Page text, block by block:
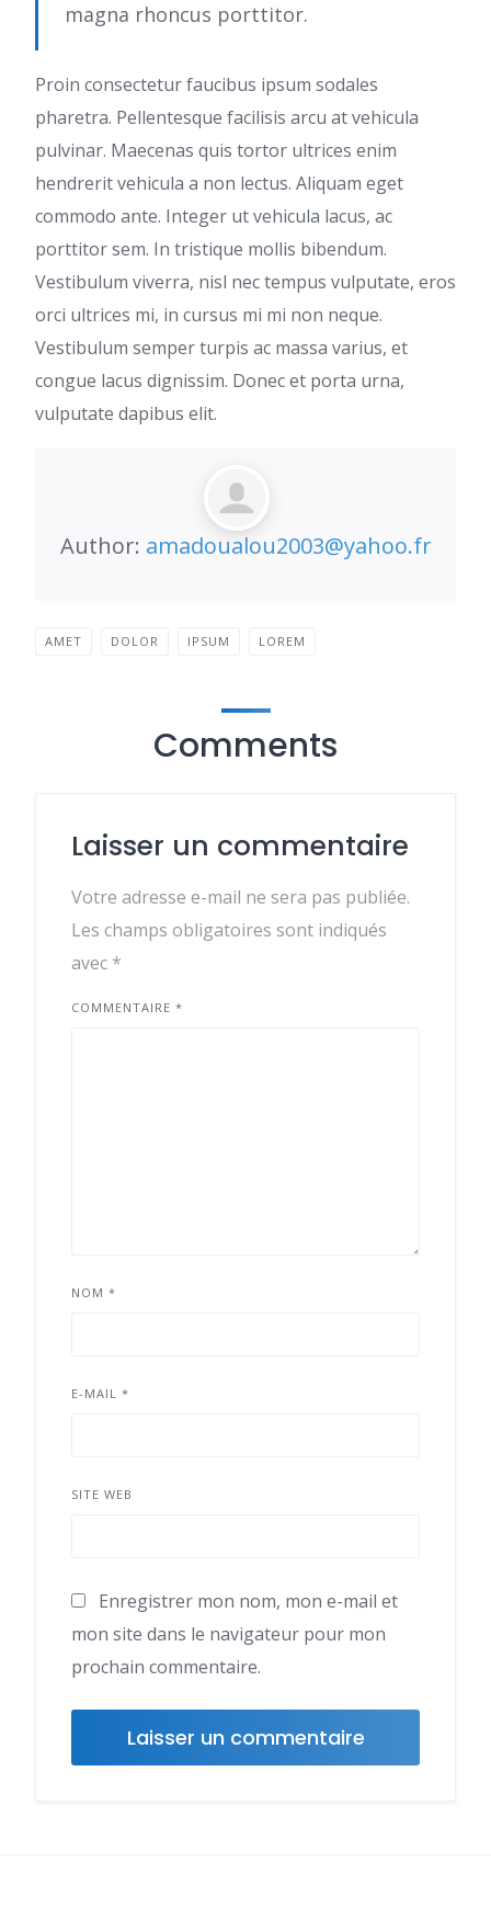
magna rhoncus porttitor.
Proin consectetur faucibus ipsum sodales
pharetra. Pellentesque facilisis arcu at vehicula
pulvinar. Maecenas quis tortor ultrices enim
hendrerit vehicula a non lectus. Aliquam eget
commodo ante. Integer ut vehicula lacus, ac
porttitor sem. In tristique mollis bibendum.
Vestibulum viverra, nisl nec tempus vulputate, eros
orci ultrices mi, in cursus mi mi non neque.
Vestibulum semper turpis ac massa varius, et
congue lacus dignissim. Donec et porta urna,
vulputate dapibus elit.
Author: amadoualou2003@yahoo.fr
AMET DOLOR IPSUM LOREM
Comments
Laisser un commentaire
Votre adresse e-mail ne sera pas publiée.
Les champs obligatoires sont indiqués
avec *
COMMENTAIRE *
NOM *
E-MAIL *
SITE WEB
Enregistrer mon nom, mon e-mail et
mon site dans le navigateur pour mon
prochain commentaire.